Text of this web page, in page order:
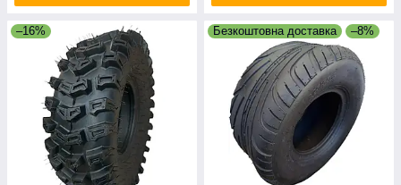
–16% Безкоштовна доставка –8%